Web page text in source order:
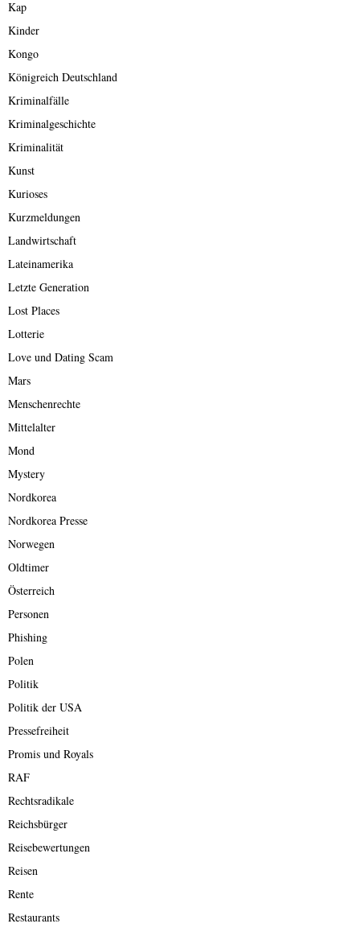
Kap
Kinder
Kongo
Königreich Deutschland
Kriminalfälle
Kriminalgeschichte
Kriminalität
Kunst
Kurioses
Kurzmeldungen
Landwirtschaft
Lateinamerika
Letzte Generation
Lost Places
Lotterie
Love und Dating Scam
Mars
Menschenrechte
Mittelalter
Mond
Mystery
Nordkorea
Nordkorea Presse
Norwegen
Oldtimer
Österreich
Personen
Phishing
Polen
Politik
Politik der USA
Pressefreiheit
Promis und Royals
RAF
Rechtsradikale
Reichsbürger
Reisebewertungen
Reisen
Rente
Restaurants